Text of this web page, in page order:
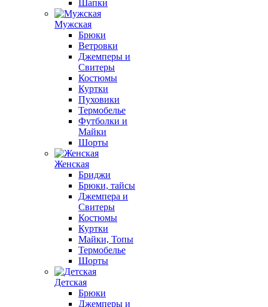
Шапки
Мужская
Брюки
Ветровки
Джемперы и
Свитеры
Костюмы
Куртки
Пуховики
Термобелье
Футболки и
Майки
Шорты
Женская
Бриджи
Брюки, тайсы
Джемпера и
Свитеры
Костюмы
Куртки
Майки, Топы
Термобелье
Шорты
Детская
Брюки
Джемперы и